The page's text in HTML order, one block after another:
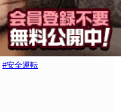
#安全運転